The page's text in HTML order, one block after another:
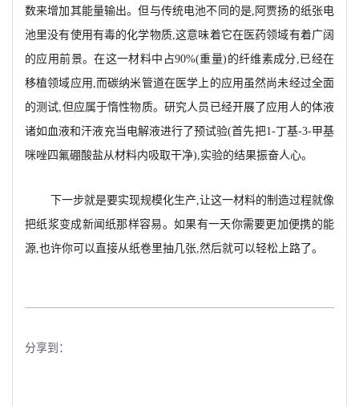
数来增加其能量输出。但与传统电池不同的是,阿贾扬的纸张电
池里没有使用有毒的化学物质,这意味着它在医药领域有着广阔
的应用前景。在这一材料中占90%(重量)的纤维素成分,已经在
移植领域应用,而碳纳米管道在医学上的应用虽然尚未经过全面
的测试,但应属于惰性物质。研究人员已经开展了应用人的体液
诸如血液和汗液充当电解液进行了预试验(首先把1-丁基-3-甲基
咪唑四氟硼酸盐从材料内吸取干净),实验的结果振奋人心。
下一步就是要实现规模化生产,让这一材料的制造过程就像
把纸浆变成新闻纸那样容易。如果有一天你需要更加便携的能
源,也许你可以直接从纸卷里抽几张,然后就可以轻松上路了。
分享到：